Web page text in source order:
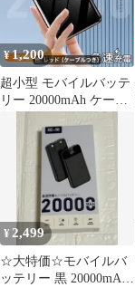
¥1,200
超小型 モバイルバッテ
リー 20000mAh ケーブ
¥2,499
☆大特価☆モバイルバ
ッテリー 黒 20000mAh